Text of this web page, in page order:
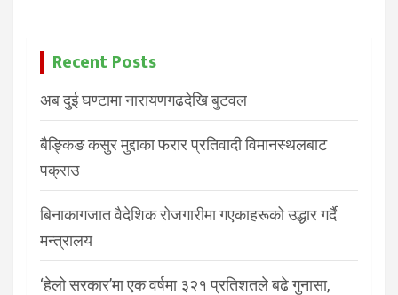
Recent Posts
अब दुई घण्टामा नारायणगढदेखि बुटवल
बैङ्किङ कसुर मुद्दाका फरार प्रतिवादी विमानस्थलबाट
पक्राउ
बिनाकागजात वैदेशिक रोजगारीमा गएकाहरूको उद्धार गर्दै
मन्त्रालय
‘हेलो सरकार’मा एक वर्षमा ३२१ प्रतिशतले बढे गुनासा,